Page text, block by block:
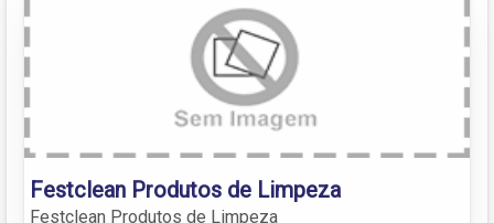
Festclean Produtos de Limpeza
Festclean Produtos de Limpeza